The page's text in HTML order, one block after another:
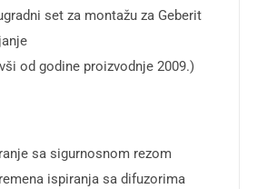
set za montažu za Geberit
od godine proizvodnje 2009.)
sa sigurnosnom rezom
ispiranja sa difuzorima